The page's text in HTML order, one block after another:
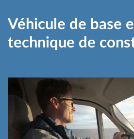
Véhicule de base
technique de